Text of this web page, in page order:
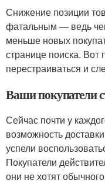
Снижение позиции
фатальным — ведь
меньше новых
странице поиска. Вот
перестраиваться и
Ваши покупатели
Сейчас почти у
возможность
успели
Покупатели
они не хотят